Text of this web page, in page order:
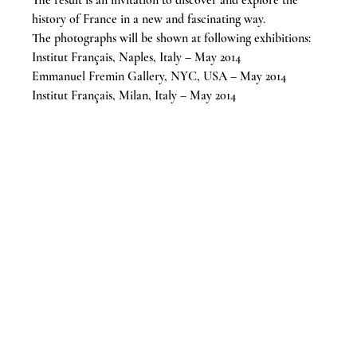
history of France in a new and fascinating way.
The photographs will be shown at following exhibitions:
Institut Français, Naples, Italy – May 2014
Emmanuel Fremin Gallery, NYC, USA – May 2014
Institut Français, Milan, Italy – May 2014